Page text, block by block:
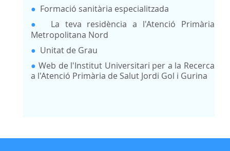
● Formació sanitària especialitzada
●
La teva residència a l'Atenció Primària
Metropolitana Nord
● Unitat de Grau
●Web de l'Institut Universitari per a la Recerca
a l'Atenció Primària de Salut Jordi Gol i Gurina